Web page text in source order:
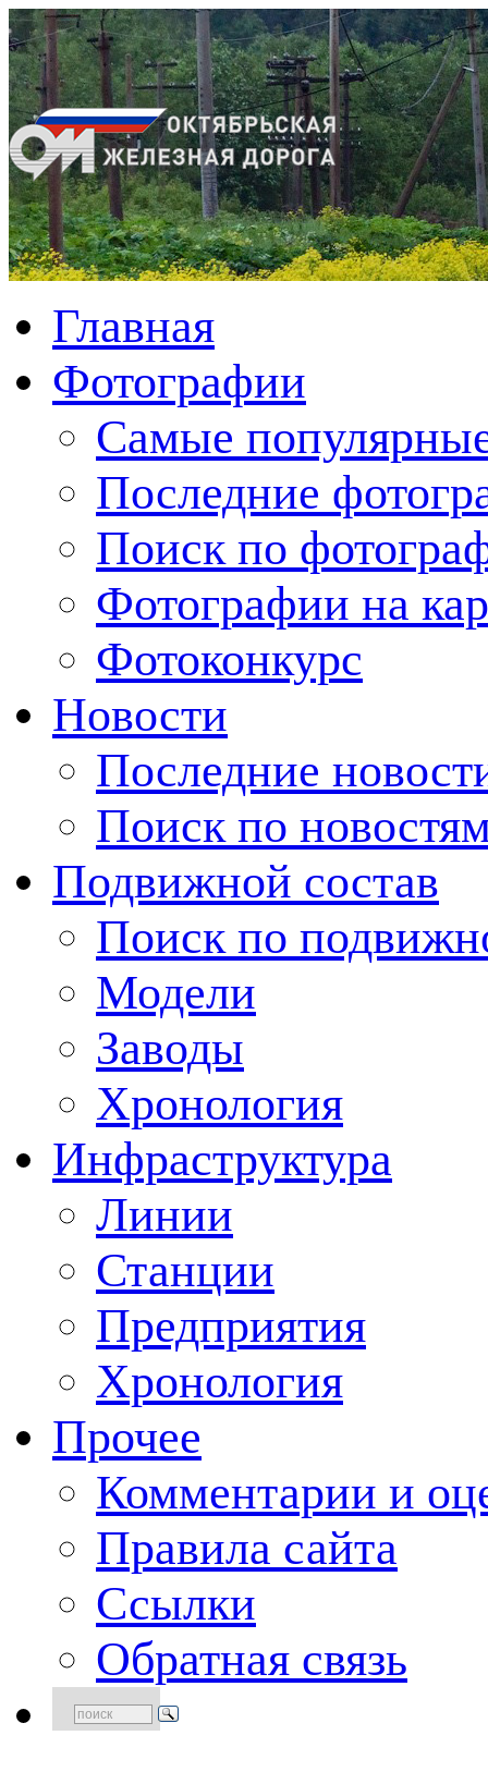
Главная
Фотографии
Cамые
Последние
Поиск по
Фотографии на
Фотоконкурс
Новости
Последние
Поиск по
Подвижной состав
Поиск по
Модели
Заводы
Хронология
Инфраструктура
Линии
Станции
Предприятия
Хронология
Прочее
Комментарии и
Правила сайта
Ссылки
Обратная связь